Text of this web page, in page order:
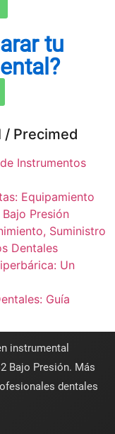
tu
/ Precimed
Instrumentos
Equipamiento
Presión
Suministro
Dentales
Un
Guía
instrumental
Bajo Presión. Más
dentales